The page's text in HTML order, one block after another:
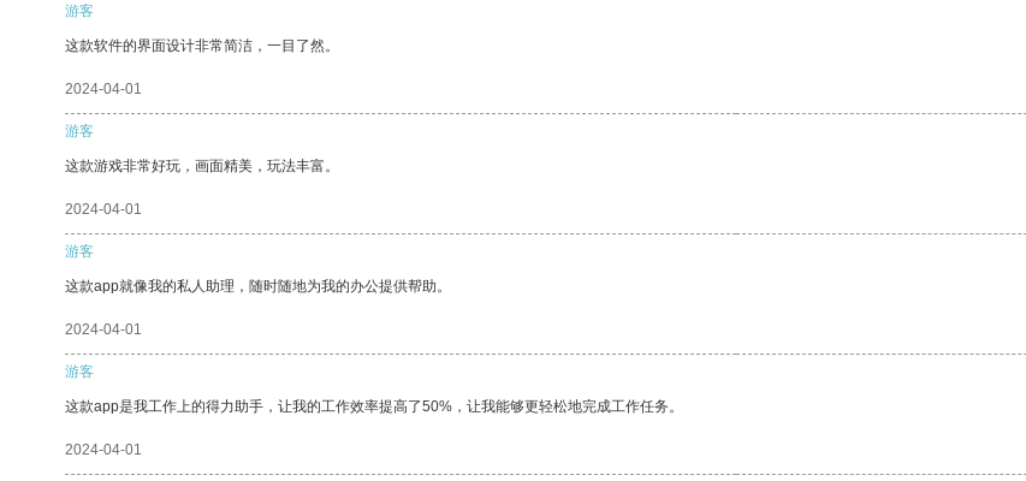
游客
这款软件的界面设计非常简洁，一目了然。
2024-04-01
游客
这款游戏非常好玩，画面精美，玩法丰富。
2024-04-01
游客
这款app就像我的私人助理，随时随地为我的办公提供帮助。
2024-04-01
游客
这款app是我工作上的得力助手，让我的工作效率提高了50%，让我能够更轻松地完成工作任务。
2024-04-01